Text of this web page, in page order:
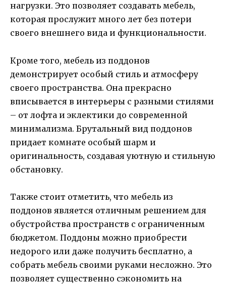
нагрузки. Это позволяет создавать мебель,
которая прослужит много лет без потери
своего внешнего вида и функциональности.
Кроме того, мебель из поддонов
демонстрирует особый стиль и атмосферу
своего пространства. Она прекрасно
вписывается в интерьеры с разными стилями
– от лофта и эклектики до современной
минимализма. Брутальный вид поддонов
придает комнате особый шарм и
оригинальность, создавая уютную и стильную
обстановку.
Также стоит отметить, что мебель из
поддонов является отличным решением для
обустройства пространств с ограниченным
бюджетом. Поддоны можно приобрести
недорого или даже получить бесплатно, а
собрать мебель своими руками несложно. Это
позволяет существенно сэкономить на